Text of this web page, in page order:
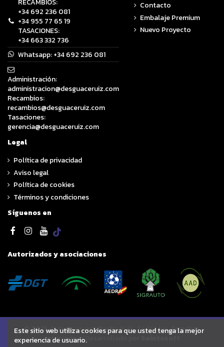
+34 692 236 081
+34 955 77 65 19
TASACIONES:
+34 663 332 736
Whatsapp:+34 692 236 081
Administración:
administracion@desguaceruiz.com
Recambios:
recambios@desguaceruiz.com
Tasaciones:
gerencia@desguaceruiz.com
Contacto
Embalaje Premium
Nuevo Proyecto
Legal
Política de privacidad
Aviso legal
Política de cookies
Términos y condiciones
Síguenos en
Autorizados y asociaciones
© 2025 Autodesguace Pedro Ruiz. Todos los derechos
reservados | Desarrollado por
Este sitio web utiliza cookies para que usted tenga la mejor
experiencia de usuario.